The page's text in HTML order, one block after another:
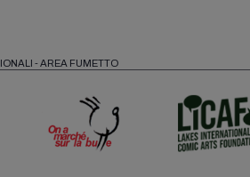
- AREA FUMETTO